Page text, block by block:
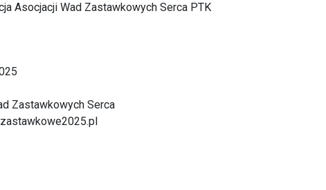
Asocjacji Wad Zastawkowych Serca PTK
Zastawkowych Serca